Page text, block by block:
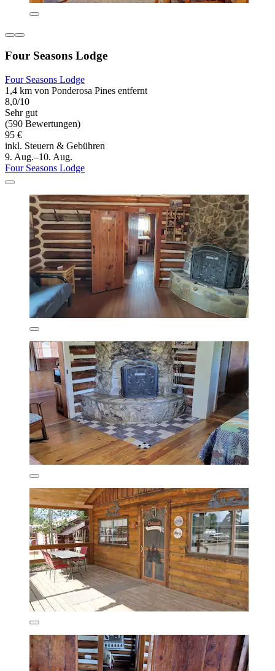
Four Seasons Lodge
Four Seasons Lodge
1,4 km von Ponderosa Pines entfernt
8,0/10
Sehr gut
(590 Bewertungen)
95 €
inkl. Steuern & Gebühren
9. Aug.–10. Aug.
Four Seasons Lodge